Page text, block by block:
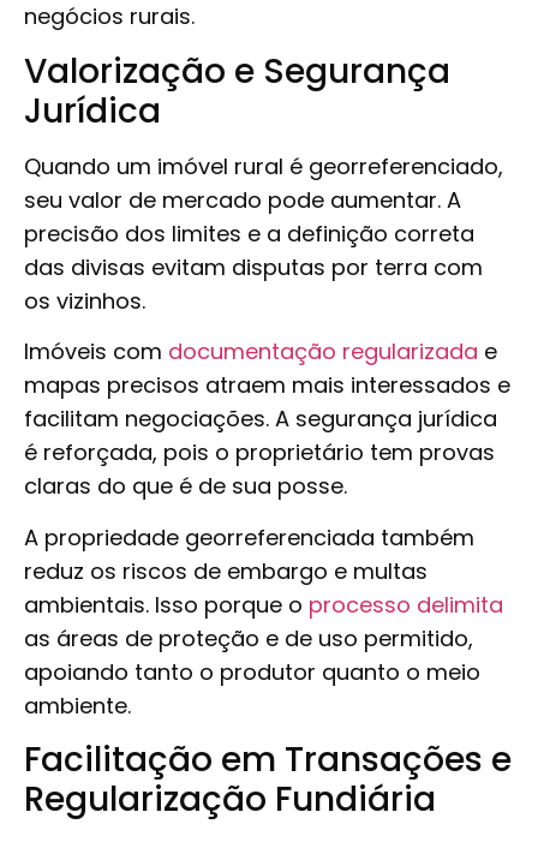
negócios rurais.
Valorização e Segurança
Jurídica
Quando um imóvel rural é georreferenciado,
seu valor de mercado pode aumentar. A
precisão dos limites e a definição correta
das divisas evitam disputas por terra com
os vizinhos.
Imóveis com documentação regularizada e
mapas precisos atraem mais interessados e
facilitam negociações. A segurança jurídica
é reforçada, pois o proprietário tem provas
claras do que é de sua posse.
A propriedade georreferenciada também
reduz os riscos de embargo e multas
ambientais. Isso porque o processo delimita
as áreas de proteção e de uso permitido,
apoiando tanto o produtor quanto o meio
ambiente.
Facilitação em Transações e
Regularização Fundiária